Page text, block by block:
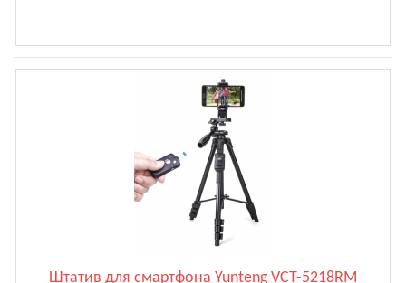
Штатив для смартфона Yunteng VCT-5218RM